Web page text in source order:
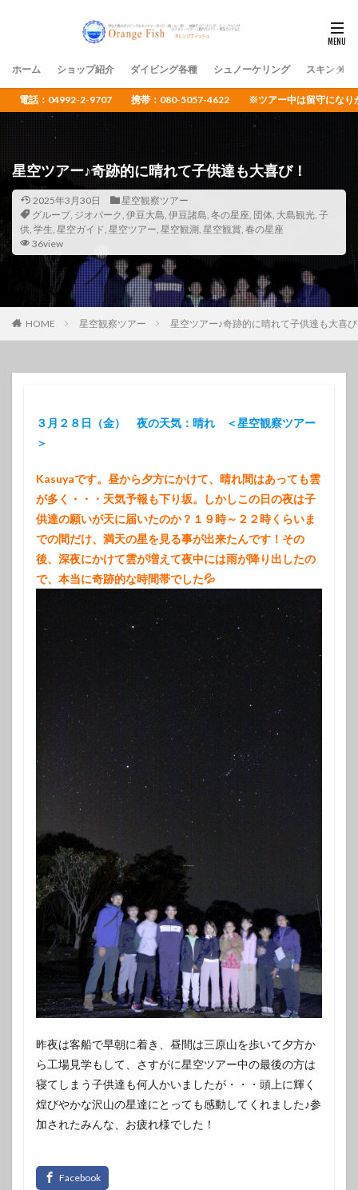
ホーム ショップ紹介 ダイビング各種 シュノーケリング スキンダイ
電話：04992-2-9707 携帯：080-5057-4622 ※ツアー中は留守になりがち
星空ツアー♪奇跡的に晴れて子供達も大喜び！
2025年3月30日
星空観察ツアー
グループ, ジオパーク, 伊豆大島, 伊豆諸島, 冬の星座, 団体, 大島観光, 子
供, 学生, 星空ガイド, 星空ツアー, 星空観測, 星空観賞, 春の星座
36view
HOME 星空観察ツアー 星空ツアー♪奇跡的に晴れて子供達も大喜
３月２８日（金） 夜の天気：晴れ ＜星空観察ツアー
＞
Kasuyaです。昼から夕方にかけて、晴れ間はあっても雲
が多く・・・天気予報も下り坂。しかしこの日の夜は子
供達の願いが天に届いたのか？１９時～２２時くらいま
での間だけ、満天の星を見る事が出来たんです！その
後、深夜にかけて雲が増えて夜中には雨が降り出したの
で、本当に奇跡的な時間帯でした💦
昨夜は客船で早朝に着き、昼間は三原山を歩いて夕方か
ら工場見学もして、さすがに星空ツアー中の最後の方は
寝てしまう子供達も何人かいましたが・・・頭上に輝く
煌びやかな沢山の星達にとっても感動してくれました♪参
加されたみんな、お疲れ様でした！